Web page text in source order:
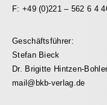
F: +49 (0)221 – 562 6 4
Geschäftsführer:
Stefan Bieck
Dr. Brigitte Hintzen-
mail@bkb-verlag.de